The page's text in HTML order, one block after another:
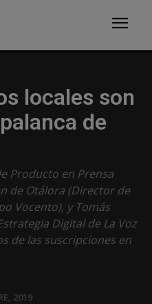
locales son
de
Producto en Prensa
de Otálora (Director de
Vocento), y Tomás
Digital de La Voz
de las suscripciones en
2019